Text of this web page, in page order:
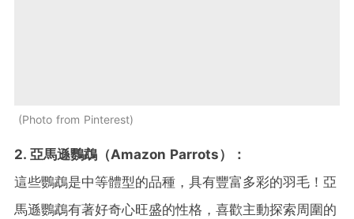
Photo from Pinterest
2. 亞馬遜鸚鵡（Amazon Parrots）：
這些鸚鵡是中等體型的品種，具有豐富多彩的羽毛！亞
馬遜鸚鵡有著好奇心旺盛的性格，喜歡主動探索周圍的